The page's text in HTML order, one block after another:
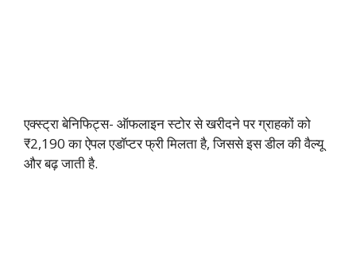
एक्स्ट्रा बेनिफिट्स- ऑफलाइन स्टोर से खरीदने पर ग्राहकों को
₹2,190 का ऐपल एडॉप्टर फ्री मिलता है, जिससे इस डील की वैल्यू
और बढ़ जाती है.